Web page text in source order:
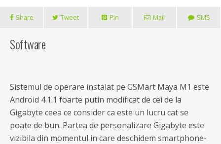
Share Tweet Pin Mail SMS
Software
Sistemul de operare instalat pe GSMart Maya M1 este
Android 4.1.1 foarte putin modificat de cei de la
Gigabyte ceea ce consider ca este un lucru cat se
poate de bun. Partea de personalizare Gigabyte este
vizibila din momentul in care deschidem smartphone-